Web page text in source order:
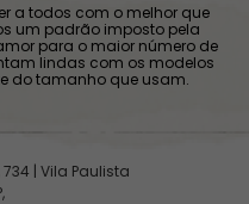
a todos com o melhor que
um padrão imposto pela
para o maior número de
lindas com os modelos
do tamanho que usam.
| Vila Paulista